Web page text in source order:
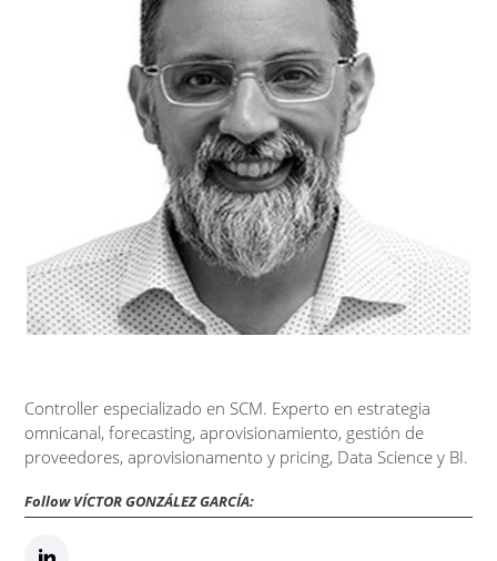
Controller especializado en SCM. Experto en estrategia
omnicanal, forecasting, aprovisionamiento, gestión de
proveedores, aprovisionamento y pricing, Data Science y BI.
Follow VÍCTOR GONZÁLEZ GARCÍA: